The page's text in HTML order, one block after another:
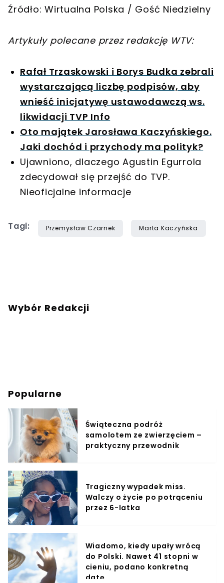
Źródło: Wirtualna Polska / Gość Niedzielny
Artykuły polecane przez redakcję WTV:
Rafał Trzaskowski i Borys Budka zebrali
wystarczającą liczbę podpisów, aby
wnieść inicjatywę ustawodawczą ws.
likwidacji TVP Info
Oto majątek Jarosława Kaczyńskiego.
Jaki dochód i przychody ma polityk?
Ujawniono, dlaczego Agustin Egurrola
zdecydował się przejść do TVP.
Nieoficjalne informacje
Tagi: Przemysław Czarnek Marta Kaczyńska
Wybór Redakcji
Popularne
Świąteczna podróż
samolotem ze zwierzęciem –
praktyczny przewodnik
Tragiczny wypadek miss.
Walczy o życie po potrąceniu
przez 6-latka
Wiadomo, kiedy upały wrócą
do Polski. Nawet 41 stopni w
cieniu, podano konkretną
datę